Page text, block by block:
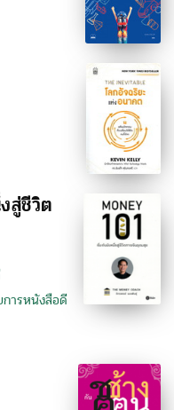
สู่ชีวิต
การหนังสือดี